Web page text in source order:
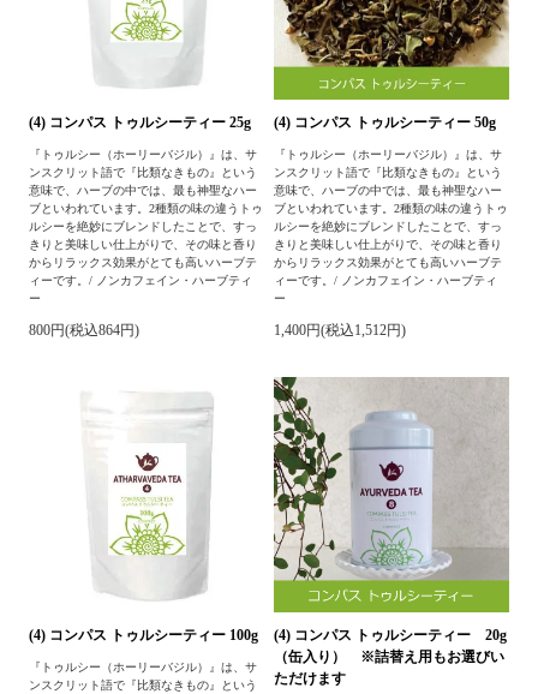
(4) コンパス トゥルシーティー 25g
『トゥルシー（ホーリーバジル）』は、サ
ンスクリット語で『比類なきもの』という
意味で、ハーブの中では、最も神聖なハー
ブといわれています。2種類の味の違うトゥ
ルシーを絶妙にブレンドしたことで、すっ
きりと美味しい仕上がりで、その味と香り
からリラックス効果がとても高いハーブテ
ィーです。/ ノンカフェイン・ハーブティ
ー
800円(税込864円)
(4) コンパス トゥルシーティー 50g
『トゥルシー（ホーリーバジル）』は、サ
ンスクリット語で『比類なきもの』という
意味で、ハーブの中では、最も神聖なハー
ブといわれています。2種類の味の違うトゥ
ルシーを絶妙にブレンドしたことで、すっ
きりと美味しい仕上がりで、その味と香り
からリラックス効果がとても高いハーブテ
ィーです。/ ノンカフェイン・ハーブティ
ー
1,400円(税込1,512円)
(4) コンパス トゥルシーティー 100g
『トゥルシー（ホーリーバジル）』は、サ
ンスクリット語で『比類なきもの』という
(4) コンパス トゥルシーティー 20g
（缶入り） ※詰替え用もお選びい
ただけます